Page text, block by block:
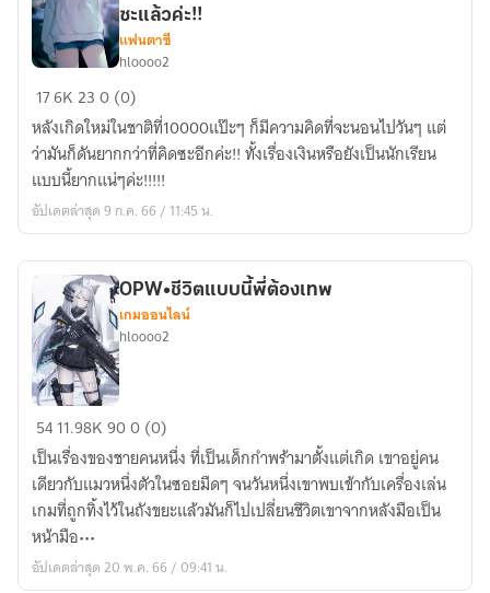
⊂
จาก
เกิด
ใหม่
มา10000ชาติ
ชาติ
นี้
ขอ
นอน
ไป
วันๆ
พอ
คิด
จะ
เริ่ม
ก็
ดู
เหมือน
ยาก
ซะแล้วค่ะ!!
แฟนตาซี
hloooo2
176K230 (0)
หลังเกิดใหม่ในชาติที่10000แป๊ะๆ ก็มีความคิดที่จะนอนไปวันๆ แต่
ว่ามันก็ดันยากกว่าที่คิดซะอีกค่ะ!! ทั้งเรื่องเงินหรือยังเป็นนักเรียน
แบบนี้ยากแน่ๆค่ะ!!!!!
อัปเดตล่าสุด 9 ก.ค. 66 / 11:45 น.
OPW•ชีวิต
แบบ
นี้
พี่
ต้อง
เทพ
OPW•ชีวิตแบบนี้พี่ต้องเทพ
เกมออนไลน์
hloooo2
5411.98K900 (0)
เป็นเรื่องของชายคนหนึ่ง ที่เป็นเด็กกำพร้ามาตั้งแต่เกิด เขาอยู่คน
เดียวกับแมวหนึ่งตัวในซอยมืดๆ จนวันหนึ่งเขาพบเข้ากับเครื่องเล่น
เกมที่ถูกทิ้งไว้ในถังขยะแล้วมันก็ไปเปลี่ยนชีวิตเขาจากหลังมือเป็น
หน้ามือ•••
อัปเดตล่าสุด 20 พ.ค. 66 / 09:41 น.